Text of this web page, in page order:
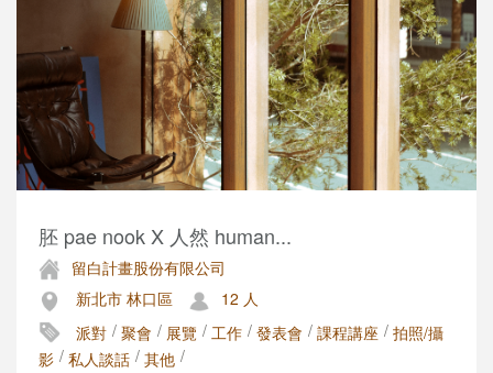
胚 pae nook X 人然 human...
留白計畫股份有限公司
新北市 林口區
12 人
派對 / 聚會 / 展覽 / 工作 / 發表會 / 課程講座 / 拍照/攝
影 / 私人談話 / 其他 /